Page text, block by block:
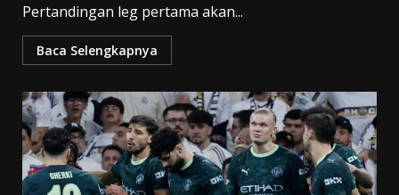
Pertandingan leg pertama akan...
Baca Selengkapnya